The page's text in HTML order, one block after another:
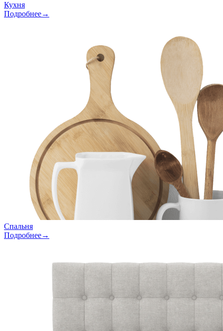
Кухня
Подробнее→
Спальня
Подробнее→